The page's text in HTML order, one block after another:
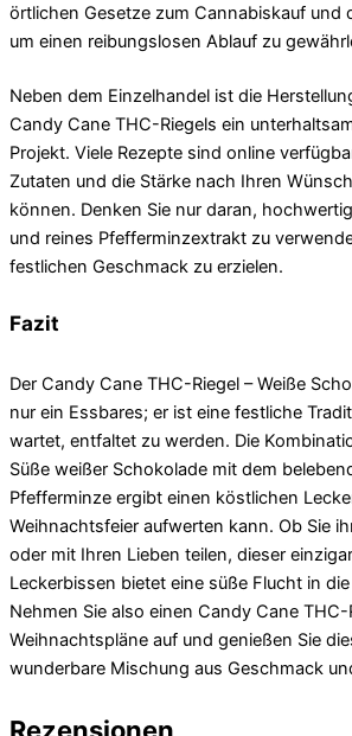
örtlichen Gesetze zum Cannabiskauf und
um einen reibungslosen Ablauf zu
Neben dem Einzelhandel ist die
Candy Cane THC-Riegels ein
Projekt. Viele Rezepte sind online
Zutaten und die Stärke nach Ihren
können. Denken Sie nur daran,
und reines Pfefferminzextrakt zu
festlichen Geschmack zu erzielen.
Fazit
Der Candy Cane THC-Riegel – Weiße
nur ein Essbares; er ist eine festliche
wartet, entfaltet zu werden. Die
Süße weißer Schokolade mit dem
Pfefferminze ergibt einen köstlichen
Weihnachtsfeier aufwerten kann. Ob Sie
oder mit Ihren Lieben teilen, dieser
Leckerbissen bietet eine süße Flucht in
Nehmen Sie also einen Candy Cane THC-
Weihnachtspläne auf und genießen Sie
wunderbare Mischung aus Geschmack